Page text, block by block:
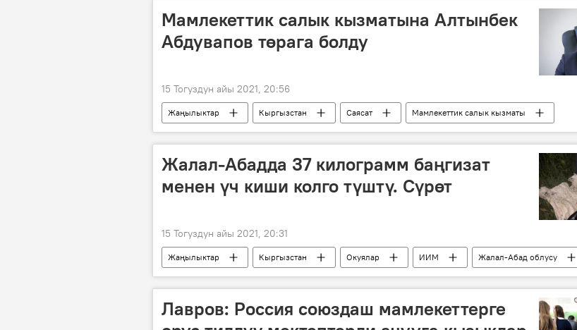
Мамлекеттик салык кызматына Алтынбек
Абдувапов төрага болду
15 Тогуздун айы 2021, 20:56
Жаңылыктар Кыргызстан Саясат
Мамлекеттик салык кызматы
төрага
кызмат Алтынбек Абдувапов Илияз Иманбетов дайындоо
Жалал-Абадда 37 килограмм баңгизат
менен үч киши колго түштү. Сүрөт
15 Тогуздун айы 2021, 20:31
Жаңылыктар Кыргызстан Окуялар ИИМ
Жалал-Абад облусу
баңгизат
кармоо
Лавров: Россия союздаш мамлекеттерге